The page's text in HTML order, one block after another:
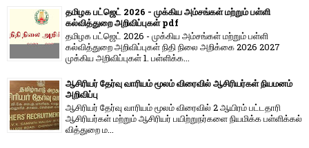
தமிழக பட்ஜெட் 2026 - முக்கிய அம்சங்கள் மற்றும் பள்ளி
கல்வித்துறை அறிவிப்புகள் pdf
தமிழக பட்ஜெட் 2026 - முக்கிய அம்சங்கள் மற்றும் பள்ளி
கல்வித்துறை அறிவிப்புகள் நிதி நிலை அறிக்கை 2026 2027
முக்கிய அறிவிப்புகள் 1. பள்ளிக்க...
ஆசிரியர் தேர்வு வாரியம் மூலம் விரைவில் ஆசிரியர்கள் நியமனம்
அறிவிப்பு
ஆசிரியர் தேர்வு வாரி​யம் மூலம் விரை​வில் 2 ஆயிரம் பட்​ட​தாரி
ஆசிரியர்​கள் மற்​றும் ஆசிரியர் பயிற்றுநர்​களை நியமிக்க பள்​ளிக்​கல்​
வித்​துறை ம...